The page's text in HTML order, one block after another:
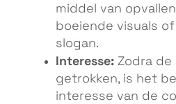
middel van
boeiende visuals
slogan.
Interesse: Zodra de
getrokken, is het
interesse van de